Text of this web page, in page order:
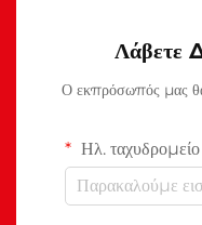
Λάβετε
Ο εκπρόσωπός μας
Ηλ. ταχυδρομείο